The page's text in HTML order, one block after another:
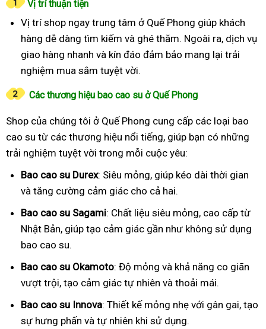
Vị trí thuận tiện
Vị trí shop ngay trung tâm ở Quế Phong giúp khách
hàng dễ dàng tìm kiếm và ghé thăm. Ngoài ra, dịch vụ
giao hàng nhanh và kín đáo đảm bảo mang lại trải
nghiệm mua sắm tuyệt vời.
Các thương hiệu bao cao su ở Quế Phong
Shop của chúng tôi ở Quế Phong cung cấp các loại bao
cao su từ các thương hiệu nổi tiếng, giúp bạn có những
trải nghiệm tuyệt vời trong mỗi cuộc yêu:
Bao cao su Durex: Siêu mỏng, giúp kéo dài thời gian
và tăng cường cảm giác cho cả hai.
Bao cao su Sagami: Chất liệu siêu mỏng, cao cấp từ
Nhật Bản, giúp tạo cảm giác gần như không sử dụng
bao cao su.
Bao cao su Okamoto: Độ mỏng và khả năng co giãn
vượt trội, tạo cảm giác tự nhiên và thoải mái.
Bao cao su Innova: Thiết kế mỏng nhẹ với gân gai, tạo
sự hưng phấn và tự nhiên khi sử dụng.